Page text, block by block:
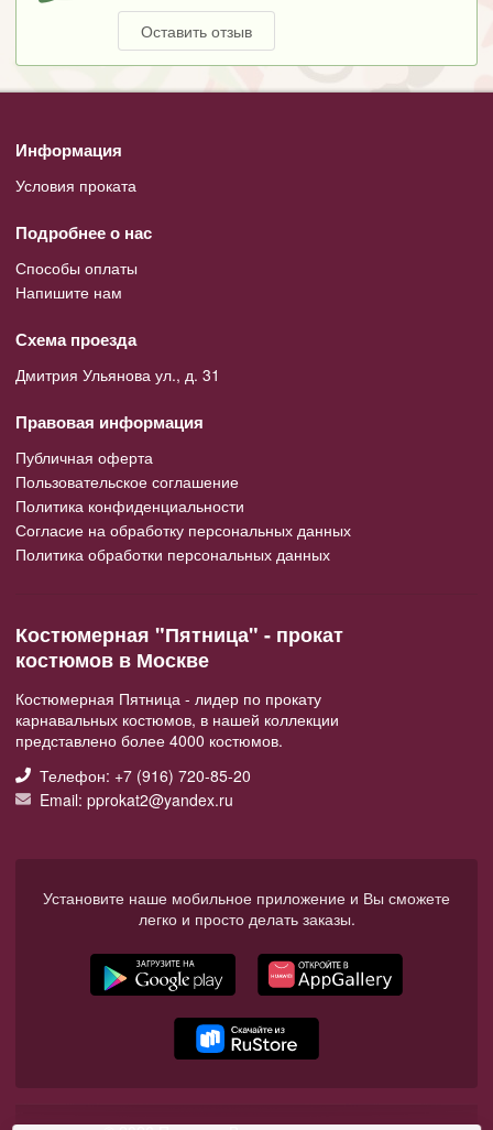
Оставить отзыв
Информация
Условия проката
Подробнее о нас
Способы оплаты
Напишите нам
Схема проезда
Дмитрия Ульянова ул., д. 31
Правовая информация
Публичная оферта
Пользовательское соглашение
Политика конфиденциальности
Согласие на обработку персональных данных
Политика обработки персональных данных
Костюмерная "Пятница" - прокат
костюмов в Москве
Костюмерная Пятница - лидер по прокату
карнавальных костюмов, в нашей коллекции
представлено более 4000 костюмов.
Телефон: +7 (916) 720-85-20
Email: pprokat2@yandex.ru
Установите наше мобильное приложение и Вы сможете
легко и просто делать заказы.